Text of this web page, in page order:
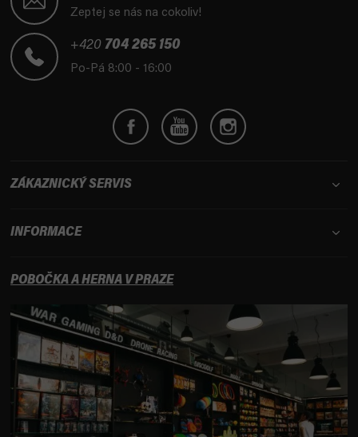
Zeptej se nás na cokoliv!
+420 704 265 150
Po-Pá 8:00 - 16:00
ZÁKAZNICKÝ SERVIS
INFORMACE
POBOČKA A HERNA V PRAZE